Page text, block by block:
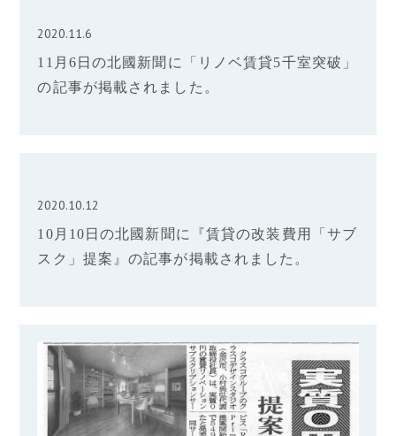
2020.11.6
11月6日の北國新聞に「リノベ賃貸5千室突破」
の記事が掲載されました。
2020.10.12
10月10日の北國新聞に『賃貸の改装費用「サブ
スク」提案』の記事が掲載されました。